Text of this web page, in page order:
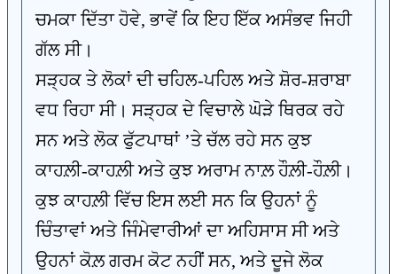
ਚਮਕਾ ਦਿੱਤਾ ਹੋਵੇ, ਭਾਵੇਂ ਕਿ ਇਹ ਇੱਕ ਅਸੰਭਵ ਜਿਹੀ
ਗੱਲ ਸੀ।
ਸੜ੍ਹਕ ਤੇ ਲੋਕਾਂ ਦੀ ਚਹਿਲ-ਪਹਿਲ ਅਤੇ ਸ਼ੋਰ-ਸ਼ਰਾਬਾ
ਵਧ ਰਿਹਾ ਸੀ। ਸੜ੍ਹਕ ਦੇ ਵਿਚਾਲੇ ਘੋੜੇ ਥਿਰਕ ਰਹੇ
ਸਨ ਅਤੇ ਲੋਕ ਫੁੱਟਪਾਥਾਂ ’ਤੇ ਚੱਲ ਰਹੇ ਸਨ ਕੁਝ
ਕਾਹਲ਼ੀ-ਕਾਹਲ਼ੀ ਅਤੇ ਕੁਝ ਅਰਾਮ ਨਾਲ਼ ਹੌਲ਼ੀ-ਹੌਲ਼ੀ।
ਕੁਝ ਕਾਹਲ਼ੀ ਵਿੱਚ ਇਸ ਲਈ ਸਨ ਕਿ ਉਹਨਾਂ ਨੂੰ
ਚਿੰਤਾਵਾਂ ਅਤੇ ਜਿੰਮੇਵਾਰੀਆਂ ਦਾ ਅਹਿਸਾਸ ਸੀ ਅਤੇ
ਉਹਨਾਂ ਕੋਲ਼ ਗਰਮ ਕੋਟ ਨਹੀਂ ਸਨ, ਅਤੇ ਦੂਜੇ ਲੋਕ